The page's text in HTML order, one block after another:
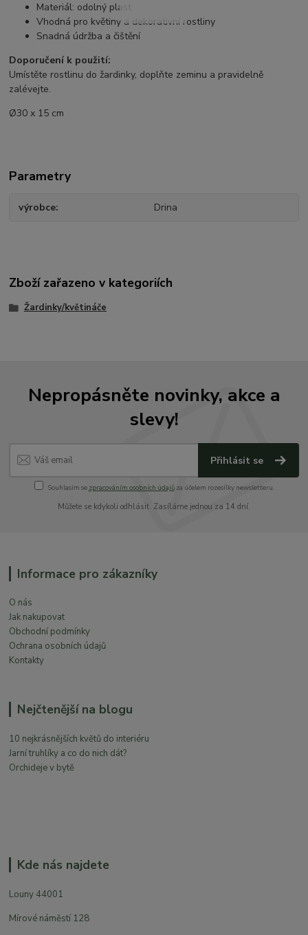
Materiál: odolný plast
Vhodná pro květiny a dekorativní rostliny
Snadná údržba a čištění
Doporučení k použití:
Umístěte rostlinu do žardinky, doplňte zeminu a pravidelně
zalévejte.
Ø30 x 15 cm
Parametry
výrobce Drina
Zboží zařazeno v kategoriích
Žardinky/květináče
Nepropásněte novinky, akce a
slevy!
Přihlásit se
Souhlasím se zpracováním osobních údajůza účelem rozesílky newsletteru.
Můžete se kdykoli odhlásit. Zasíláme jednou za 14 dní.
Informace pro zákazníky
O nás
Jak nakupovat
Obchodní podmínky
Ochrana osobních údajů
Kontakty
Nejčtenější na blogu
10 nejkrásnějších květů do interiéru
Jarní truhlíky a co do nich dát?
Orchideje v bytě
Kde nás najdete
Louny 44001
Mírové náměstí 128